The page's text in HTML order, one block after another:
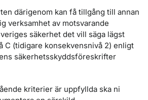
därigenom kan få tillgång till annan
verksamhet av motsvarande
säkerhet det vill säga lägst
C (tidigare konsekvensnivå 2) enligt
säkerhetsskyddsföreskrifter
kriterier är uppfyllda ska ni